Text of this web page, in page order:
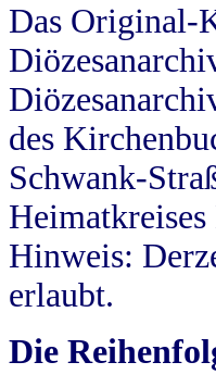
Das Original-
des
Schwank-
Hinweis:
erlaubt.
Die